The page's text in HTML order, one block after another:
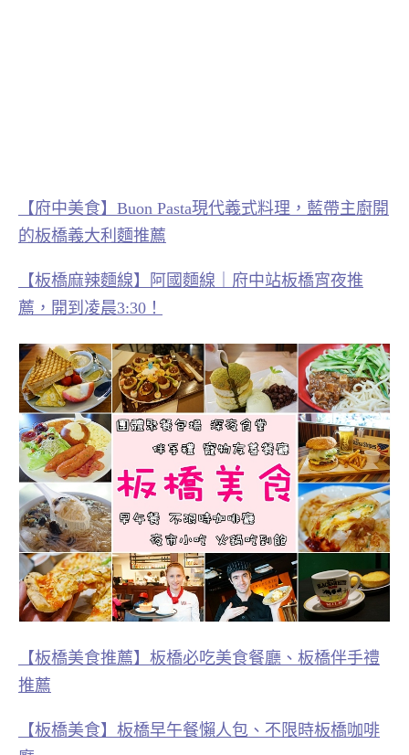
【府中美食】Buon Pasta現代義式料理，藍帶主廚開
的板橋義大利麵推薦
【板橋麻辣麵線】阿國麵線｜府中站板橋宵夜推
薦，開到凌晨3:30！
【板橋美食推薦】板橋必吃美食餐廳、板橋伴手禮
推薦
【板橋美食】板橋早午餐懶人包、不限時板橋咖啡